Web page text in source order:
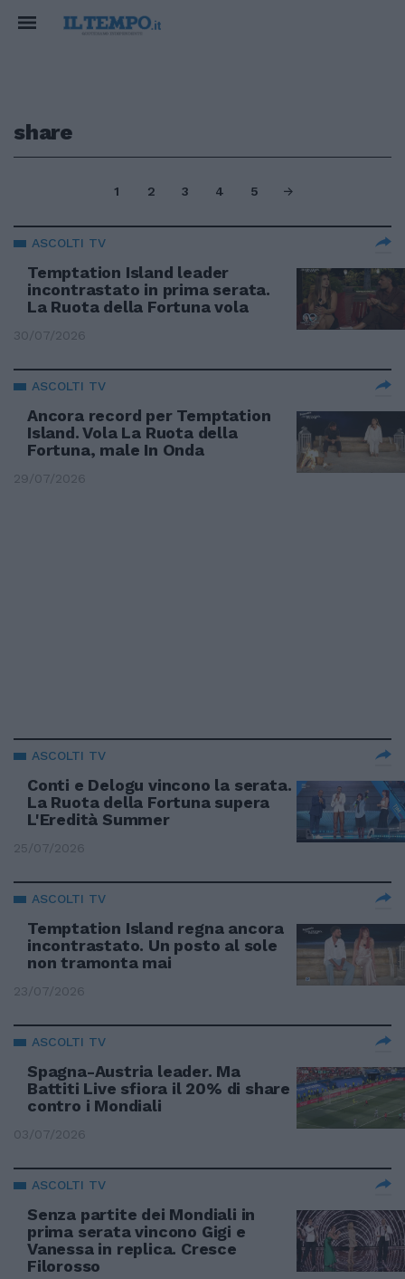
share
1 2 3 4 5
ASCOLTI TV
Temptation Island leader
incontrastato in prima serata.
La Ruota della Fortuna vola
30/07/2026
ASCOLTI TV
Ancora record per Temptation
Island. Vola La Ruota della
Fortuna, male In Onda
29/07/2026
ASCOLTI TV
Conti e Delogu vincono la serata.
La Ruota della Fortuna supera
L'Eredità Summer
25/07/2026
ASCOLTI TV
Temptation Island regna ancora
incontrastato. Un posto al sole
non tramonta mai
23/07/2026
ASCOLTI TV
Spagna-Austria leader. Ma
Battiti Live sfiora il 20% di share
contro i Mondiali
03/07/2026
ASCOLTI TV
Senza partite dei Mondiali in
prima serata vincono Gigi e
Vanessa in replica. Cresce
Filorosso